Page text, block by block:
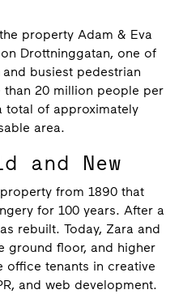
property Adam & Eva
Drottninggatan, one of
busiest pedestrian
20 million people per
total of approximately
area.
and New
from 1890 that
for 100 years. After a
rebuilt. Today, Zara and
ground floor, and higher
office tenants in creative
and web development.